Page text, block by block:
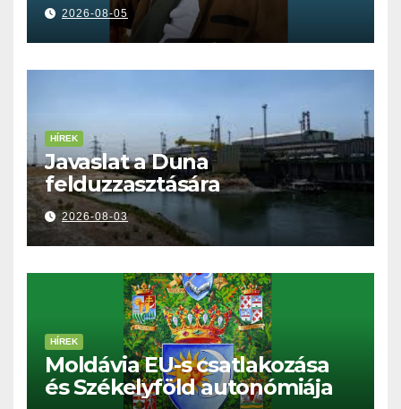
2026-08-05
HÍREK
Javaslat a Duna
felduzzasztására
2026-08-03
HÍREK
Moldávia EU-s csatlakozása
és Székelyföld autonómiája